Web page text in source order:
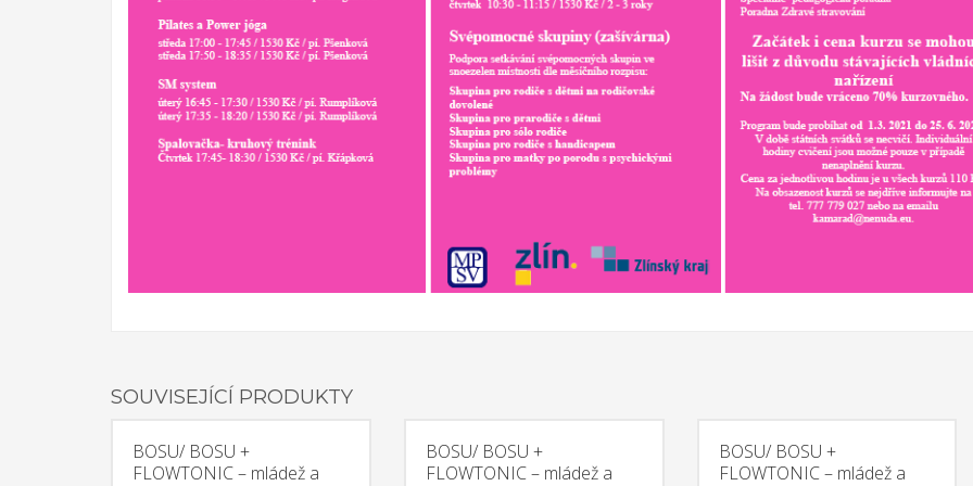
Sociální fond Zlínského kraje výrazně přispívá aktivitám zaměřených pro
ato místnost má pozitivní například u poruch hyperaktivity, nedostatečné schopnosti soustředění, strachu, úzkosti, nebo
také realizován program formou zážitkového odpoledne. Cílem druhého projektu je ukázat rodinám, jak lze plnohodnotně
podpořit soudržnost rodiny. Na činnostech se podílí celá rodina. Vyzkoušíme si týmovou práci formou tvořivých dílen a pak
SOUVISEJÍCÍ PRODUKTY
BOSU/ BOSU +
FLOWTONIC – mládež a
BOSU/ BOSU +
FLOWTONIC – mládež a
BOSU/ BOSU +
FLOWTONIC – mládež a